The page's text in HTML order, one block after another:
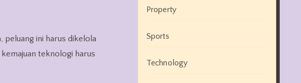
peluang ini harus dikelola
teknologi harus
Property
Sports
Technology